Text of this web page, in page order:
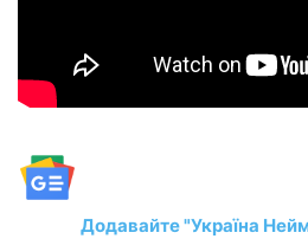
Додавайте "Україна